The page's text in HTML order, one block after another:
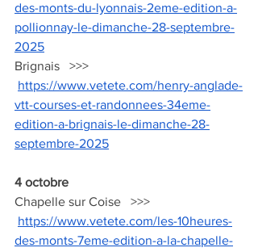
des-monts-du-lyonnais-2eme-edition-a-
pollionnay-le-dimanche-28-septembre-
2025
Brignais   >>>
https://www.vetete.com/henry-anglade-
vtt-courses-et-randonnees-34eme-
edition-a-brignais-le-dimanche-28-
septembre-2025
4 octobre
Chapelle sur Coise   >>>
https://www.vetete.com/les-10heures-
des-monts-7eme-edition-a-la-chapelle-